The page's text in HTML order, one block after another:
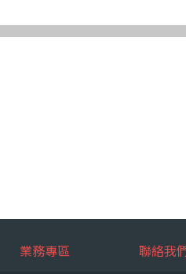
蒐集目的業務之執行，錠嵂公司將
業務專區 聯絡我